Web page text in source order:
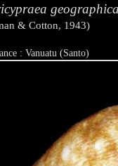
& Cotton, 1943)
: Vanuatu (Santo)
mm